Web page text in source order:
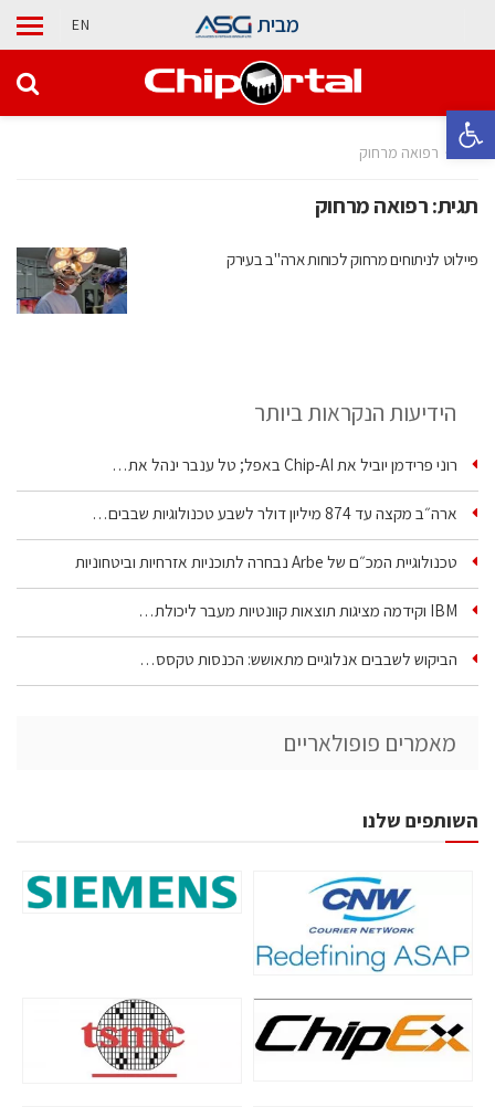
פתח סרגל נגישות
מבית EN
בית רפואה מרחוק
תגית:רפואה מרחוק
פיילוט לניתוחים מרחוק לכוחות ארה"ב בעירק
הידיעות הנקראות ביותר
רוני פרידמן יוביל את Chip‑AI באפל; טל ענבר ינהל את…
ארה״ב מקצה עד 874 מיליון דולר לשבע טכנולוגיות שבבים…
טכנולוגיית המכ״ם של Arbe נבחרה לתוכניות אזרחיות וביטחוניות
IBM וקידמה מציגות תוצאות קוונטיות מעבר ליכולת…
הביקוש לשבבים אנלוגיים מתאושש: הכנסות טקסס…
מאמרים פופולאריים
השותפים שלנו